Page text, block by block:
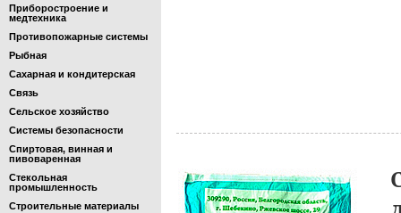
Приборостроение и
медтехника
Противопожарные системы
Рыбная
Сахарная и кондитерская
Связь
Сельское хозяйство
Системы безопасности
Спиртовая, винная и
пивоваренная
Стекольная
промышленность
Строительные материалы